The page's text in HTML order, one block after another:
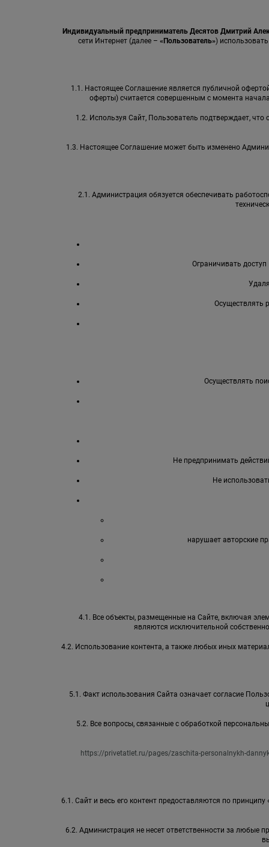
Индивидуальный предприниматель Десятов Дмитрий
сети Интернет (далее – «Пользователь»)
1.1. Настоящее Соглашение является публичной
оферты) считается совершенным с момента
1.2. Используя Сайт, Пользователь подтверждает,
1.3. Настоящее Соглашение может быть изменено
2.1. Администрация обязуется обеспечивать
Ограничивать
Осуществлять
Осуществлять
Не предпринимать
Не
нарушает авторские
4.1. Все объекты, размещенные на Сайте, включая
являются исключительной
4.2. Использование контента, а также любых иных
5.1. Факт использования Сайта означает согласие
5.2. Все вопросы, связанные с обработкой
https://privetatlet.ru/pages/zaschita-personalnykh-
6.1. Сайт и весь его контент предоставляются по
6.2. Администрация не несет ответственности за любые